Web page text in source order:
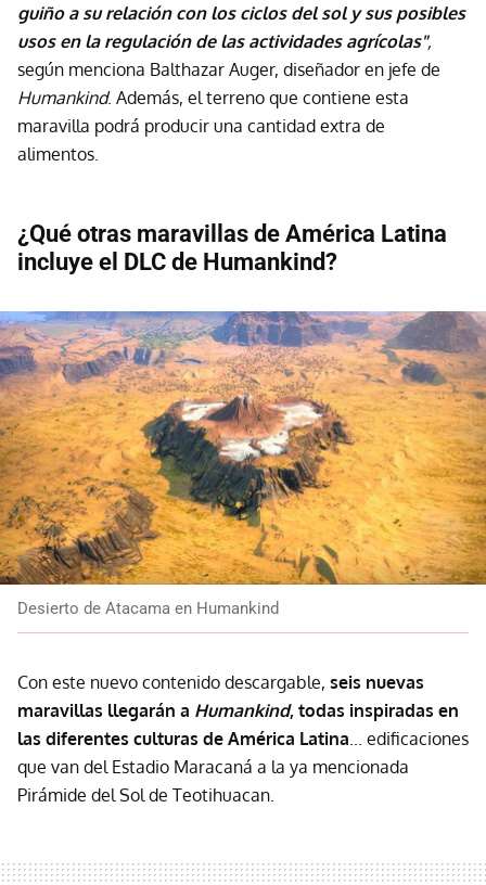
guiño a su relación con los ciclos del sol y sus posibles
usos en la regulación de las actividades agrícolas",
según menciona Balthazar Auger, diseñador en jefe de
Humankind. Además, el terreno que contiene esta
maravilla podrá producir una cantidad extra de
alimentos.
¿Qué otras maravillas de América Latina
incluye el DLC de Humankind?
Desierto de Atacama en Humankind
Con este nuevo contenido descargable, seis nuevas
maravillas llegarán a Humankind, todas inspiradas en
las diferentes culturas de América Latina ... edificaciones
que van del Estadio Maracaná a la ya mencionada
Pirámide del Sol de Teotihuacan.